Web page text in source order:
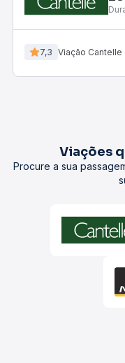
7,3 Viação Cantelle
Viações
Procure a sua